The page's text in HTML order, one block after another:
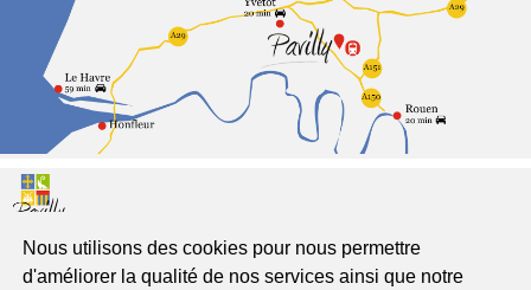
Nous utilisons des cookies pour nous permettre
d'améliorer la qualité de nos services ainsi que notre
Pavilly